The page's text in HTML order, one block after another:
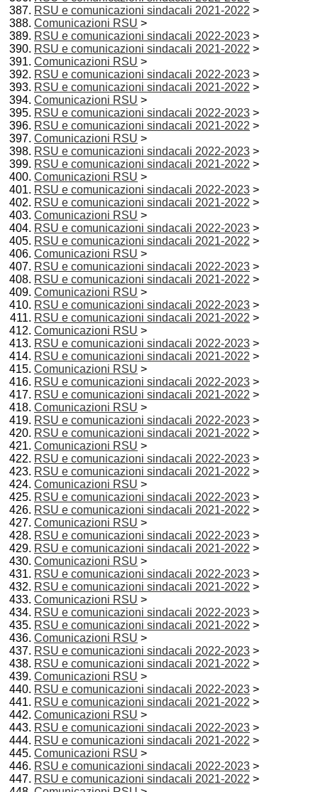
RSU e comunicazioni sindacali 2021-2022 >
Comunicazioni RSU >
RSU e comunicazioni sindacali 2022-2023 >
RSU e comunicazioni sindacali 2021-2022 >
Comunicazioni RSU >
RSU e comunicazioni sindacali 2022-2023 >
RSU e comunicazioni sindacali 2021-2022 >
Comunicazioni RSU >
RSU e comunicazioni sindacali 2022-2023 >
RSU e comunicazioni sindacali 2021-2022 >
Comunicazioni RSU >
RSU e comunicazioni sindacali 2022-2023 >
RSU e comunicazioni sindacali 2021-2022 >
Comunicazioni RSU >
RSU e comunicazioni sindacali 2022-2023 >
RSU e comunicazioni sindacali 2021-2022 >
Comunicazioni RSU >
RSU e comunicazioni sindacali 2022-2023 >
RSU e comunicazioni sindacali 2021-2022 >
Comunicazioni RSU >
RSU e comunicazioni sindacali 2022-2023 >
RSU e comunicazioni sindacali 2021-2022 >
Comunicazioni RSU >
RSU e comunicazioni sindacali 2022-2023 >
RSU e comunicazioni sindacali 2021-2022 >
Comunicazioni RSU >
RSU e comunicazioni sindacali 2022-2023 >
RSU e comunicazioni sindacali 2021-2022 >
Comunicazioni RSU >
RSU e comunicazioni sindacali 2022-2023 >
RSU e comunicazioni sindacali 2021-2022 >
Comunicazioni RSU >
RSU e comunicazioni sindacali 2022-2023 >
RSU e comunicazioni sindacali 2021-2022 >
Comunicazioni RSU >
RSU e comunicazioni sindacali 2022-2023 >
RSU e comunicazioni sindacali 2021-2022 >
Comunicazioni RSU >
RSU e comunicazioni sindacali 2022-2023 >
RSU e comunicazioni sindacali 2021-2022 >
Comunicazioni RSU >
RSU e comunicazioni sindacali 2022-2023 >
RSU e comunicazioni sindacali 2021-2022 >
Comunicazioni RSU >
RSU e comunicazioni sindacali 2022-2023 >
RSU e comunicazioni sindacali 2021-2022 >
Comunicazioni RSU >
RSU e comunicazioni sindacali 2022-2023 >
RSU e comunicazioni sindacali 2021-2022 >
Comunicazioni RSU >
RSU e comunicazioni sindacali 2022-2023 >
RSU e comunicazioni sindacali 2021-2022 >
Comunicazioni RSU >
RSU e comunicazioni sindacali 2022-2023 >
RSU e comunicazioni sindacali 2021-2022 >
Comunicazioni RSU >
RSU e comunicazioni sindacali 2022-2023 >
RSU e comunicazioni sindacali 2021-2022 >
Comunicazioni RSU >
RSU e comunicazioni sindacali 2022-2023 >
RSU e comunicazioni sindacali 2021-2022 >